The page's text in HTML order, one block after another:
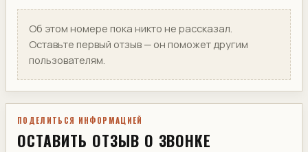
Об этом номере пока никто не рассказал.
Оставьте первый отзыв — он поможет другим
пользователям.
ПОДЕЛИТЬСЯ ИНФОРМАЦИЕЙ
ОСТАВИТЬ ОТЗЫВ О ЗВОНКЕ